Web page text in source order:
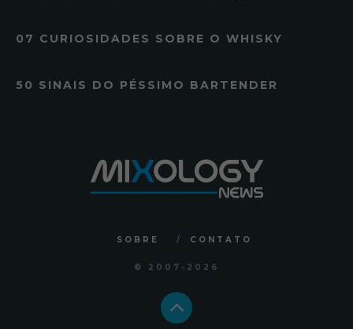
07 CURIOSIDADES SOBRE O WHISKY
50 SINAIS DO PÉSSIMO BARTENDER
SOBRE CONTATO
© 2007 -2026